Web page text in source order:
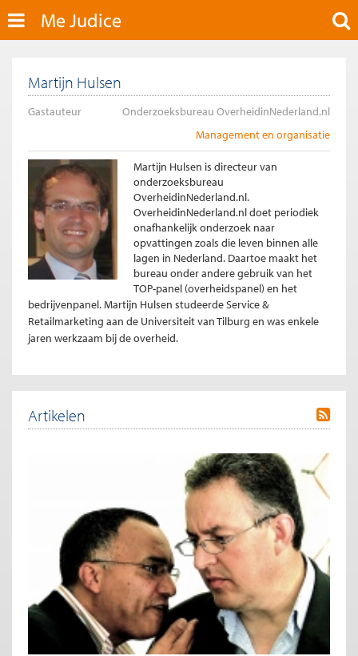
Me Judice
Martijn Hulsen
Gastauteur
Onderzoeksbureau OverheidinNederland.nl
Management en organisatie
Martijn Hulsen is directeur van
onderzoeksbureau
OverheidinNederland.nl.
OverheidinNederland.nl doet periodiek
onafhankelijk onderzoek naar
opvattingen zoals die leven binnen alle
lagen in Nederland. Daartoe maakt het
bureau onder andere gebruik van het
TOP-panel (overheidspanel) en het
bedrijvenpanel.Martijn Hulsen studeerde Service &
Retailmarketing aan de Universiteit van Tilburg en was enkele
jaren werkzaam bij de overheid.
Artikelen